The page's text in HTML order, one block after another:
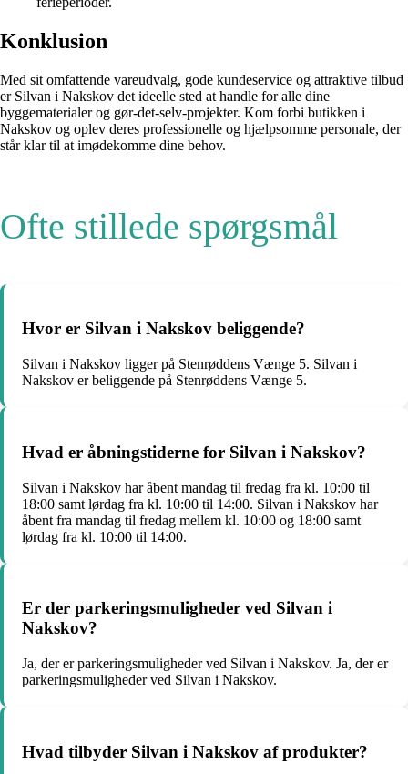
Konklusion
Med sit omfattende vareudvalg, gode kundeservice og attraktive tilbud
er Silvan i Nakskov det ideelle sted at handle for alle dine
byggematerialer og gør-det-selv-projekter. Kom forbi butikken i
Nakskov og oplev deres professionelle og hjælpsomme personale, der
står klar til at imødekomme dine behov.
Ofte stillede spørgsmål
Hvor er Silvan i Nakskov beliggende?
Silvan i Nakskov ligger på Stenrøddens Vænge 5. Silvan i
Nakskov er beliggende på Stenrøddens Vænge 5.
Hvad er åbningstiderne for Silvan i Nakskov?
Silvan i Nakskov har åbent mandag til fredag fra kl. 10:00 til
18:00 samt lørdag fra kl. 10:00 til 14:00. Silvan i Nakskov har
åbent fra mandag til fredag mellem kl. 10:00 og 18:00 samt
lørdag fra kl. 10:00 til 14:00.
Er der parkeringsmuligheder ved Silvan i
Nakskov?
Ja, der er parkeringsmuligheder ved Silvan i Nakskov. Ja, der er
parkeringsmuligheder ved Silvan i Nakskov.
Hvad tilbyder Silvan i Nakskov af produkter?